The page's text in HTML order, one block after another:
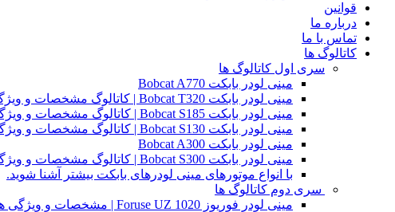
قوانین
درباره ما
تماس با ما
کاتالوگ ها
سری اول کاتالوگ ها
مینی لودر بابکت Bobcat A770
مینی لودر بابکت Bobcat T320 | کاتالوگ مشخصات و ویژگی های فنی
مینی لودر بابکت Bobcat S185 | کاتالوگ مشخصات و ویژگی های فنی
مینی لودر بابکت Bobcat S130 | کاتالوگ مشخصات و ویژگی های فنی
مینی لودر بابکت Bobcat A300
مینی لودر بابکت Bobcat S300 | کاتالوگ مشخصات و ویژگی های فنی
با انواع موتورهای مینی لودرهای بابکت بیشتر آشنا شوید.
سری دوم کاتالوگ ها
مینی لودر فوریوز Foruse UZ 1020 | مشخصات و ویژگی های فنی